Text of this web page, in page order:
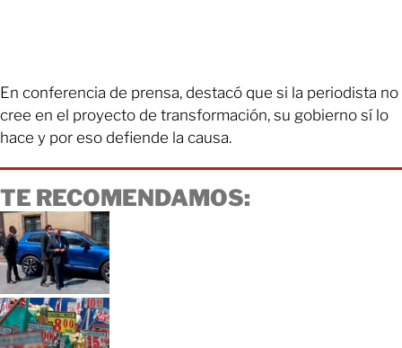
En conferencia de prensa, destacó que si la periodista no
cree en el proyecto de transformación, su gobierno sí lo
hace y por eso defiende la causa.
TE RECOMENDAMOS: